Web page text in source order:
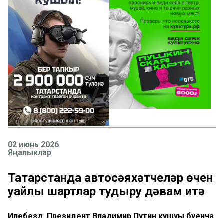
02 июнь 2026
Яңалыклар
Татарстанда автосәяхәтчеләр өчен
уңайлы шартлар тудыру дәвам итә